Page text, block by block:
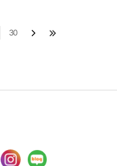
재난 상황에서 디자인의 역할
30 다음